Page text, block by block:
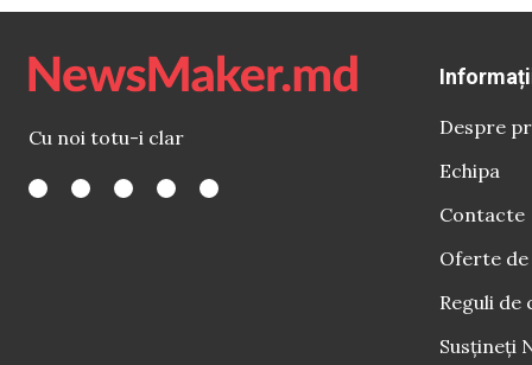
Cu noi totu-i clar
Despre
Echipa
Contacte
Oferte
Reguli de
Susțineți